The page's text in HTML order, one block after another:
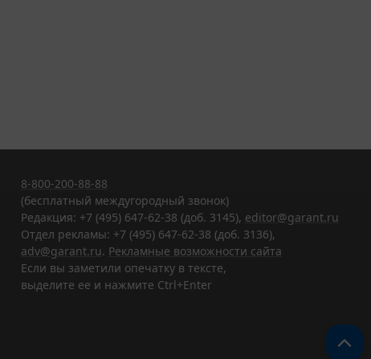
8-800-200-88-88
(бесплатный междугородный звонок)
Редакция: +7 (495) 647-62-38 (доб. 3145), editor@garant.ru
Отдел рекламы: +7 (495) 647-62-38 (доб. 3136),
adv@garant.ru. Рекламные возможности сайта
Если вы заметили опечатку в тексте,
выделите ее и нажмите Ctrl+Enter